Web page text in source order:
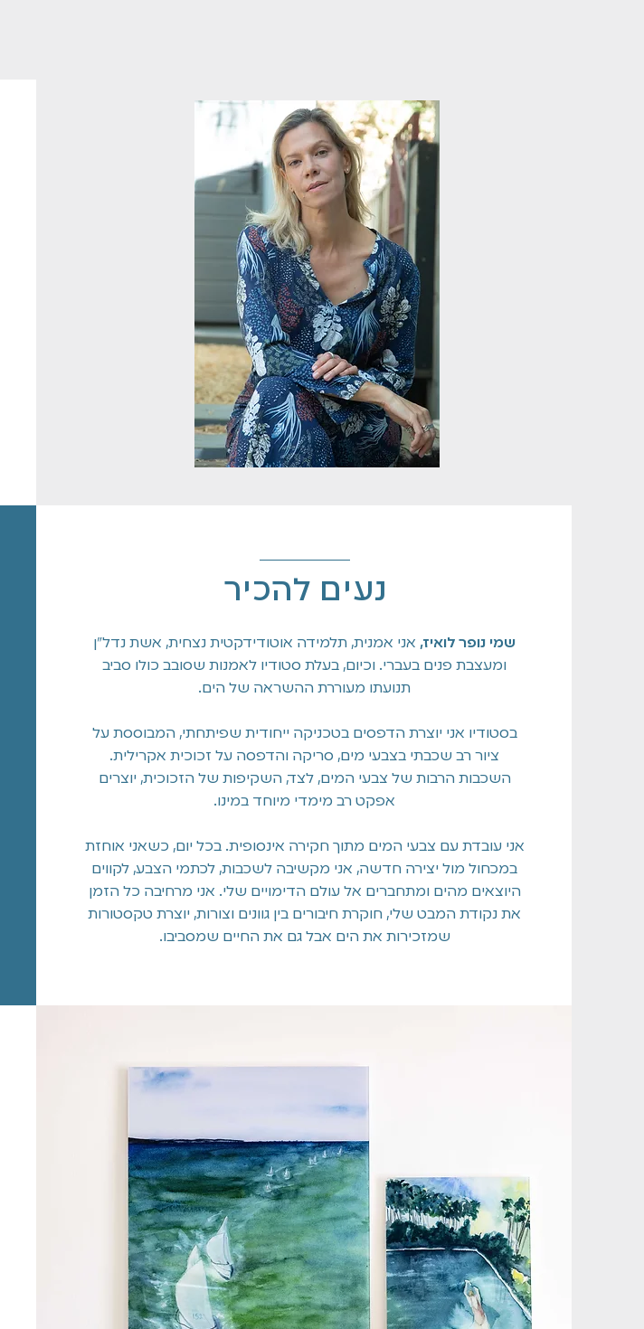
נעים להכיר
שמי נופר לואיז, אני אמנית, תלמידה אוטודידקטית נצחית, אשת נדל"ן
ומעצבת פנים בעברי. וכיום, בעלת סטודיו לאמנות שסובב כולו סביב
תנועתו מעוררת ההשראה של הים.
בסטודיו אני יוצרת הדפסים בטכניקה ייחודית שפיתחתי, המבוססת על
ציור רב שכבתי בצבעי מים, סריקה והדפסה על זכוכית אקרילית.
השכבות הרבות של צבעי המים, לצד, השקיפות של הזכוכית, יוצרים
אפקט רב מימדי מיוחד במינו.
אני עובדת עם צבעי המים מתוך חקירה אינסופית. בכל יום, כשאני אוחזת
במכחול מול יצירה חדשה, אני מקשיבה לשכבות, לכתמי הצבע, לקווים
היוצאים מהים ומתחברים אל עולם הדימויים שלי. אני מרחיבה כל הזמן
את נקודת המבט שלי, חוקרת חיבורים בין גוונים וצורות, יוצרת טקסטורות
שמזכירות את הים אבל גם את החיים שמסביבו.